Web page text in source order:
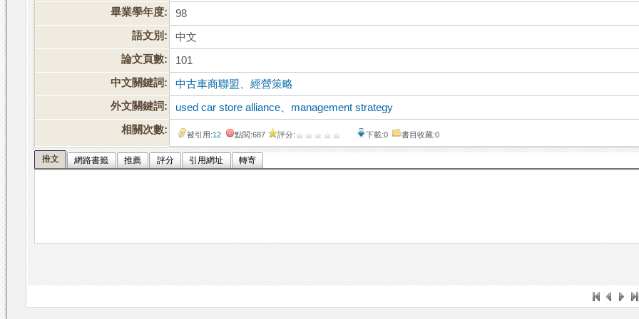
畢業學年度:
98
語文別:
中文
論文頁數:
101
中文關鍵詞:
中古車商聯盟 、經營策略
外文關鍵詞:
used car store alliance
management strategy
相關次數:
被引用:12 點閱:687 評分: 下載:0 書目收藏:0
推文 網路書籤 推薦 評分 引用網址 轉寄